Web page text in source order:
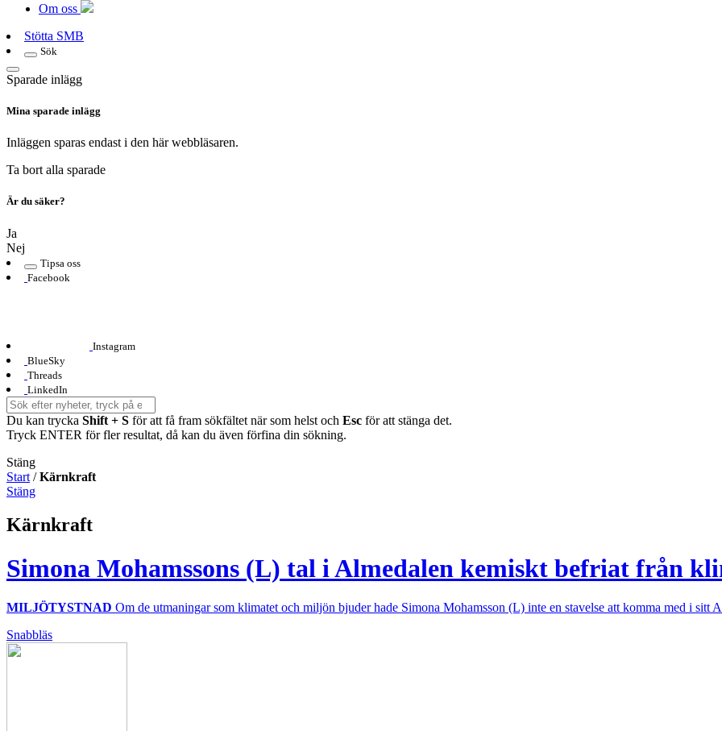
Om oss
Stötta SMB
Sök
Sparade inlägg
Mina sparade inlägg
Inläggen sparas endast i den här webbläsaren.
Ta bort alla sparade
Är du säker?
Ja
Nej
Tipsa oss
Facebook
Instagram
BlueSky
Threads
LinkedIn
Du kan trycka Shift + S för att få fram sökfältet när som helst och Esc för att stänga det.
Tryck ENTER för fler resultat, då kan du även förfina din sökning.
Stäng
Start /Kärnkraft
Stäng
Kärnkraft
Simona Mohamssons (L) tal i Almedalen kemiskt befriat från
MILJÖTYSTNAD Om de utmaningar som klimatet och miljön bjuder hade Simona Mohamsson (L) inte en stavelse att komma med i sitt
Snabbläs